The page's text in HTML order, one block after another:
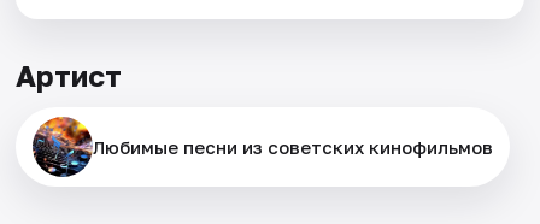
Артист
Любимые песни из советских кинофильмов